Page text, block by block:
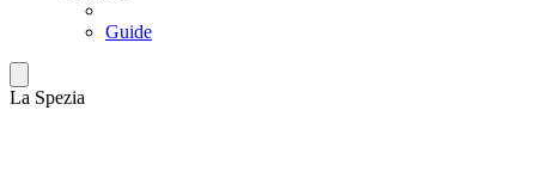
Guide
La Spezia